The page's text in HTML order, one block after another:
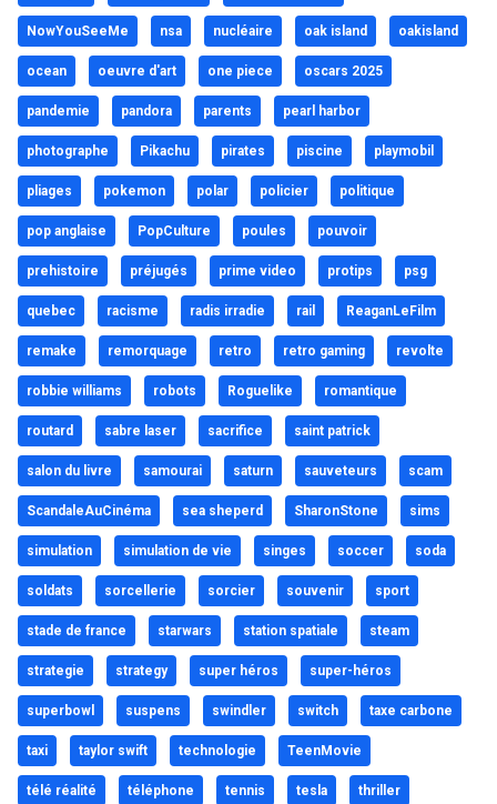
NowYouSeeMe nsa nucléaire oak island oakisland
ocean oeuvre d'art one piece oscars 2025
pandemie pandora parents pearl harbor
photographe Pikachu pirates piscine playmobil
pliages pokemon polar policier politique
pop anglaise PopCulture poules pouvoir
prehistoire préjugés prime video protips psg
quebec racisme radis irradie rail ReaganLeFilm
remake remorquage retro retro gaming revolte
robbie williams robots Roguelike romantique
routard sabre laser sacrifice saint patrick
salon du livre samourai saturn sauveteurs scam
ScandaleAuCinéma sea sheperd SharonStone sims
simulation simulation de vie singes soccer soda
soldats sorcellerie sorcier souvenir sport
stade de france starwars station spatiale steam
strategie strategy super héros super-héros
superbowl suspens swindler switch taxe carbone
taxi taylor swift technologie TeenMovie
télé réalité téléphone tennis tesla thriller